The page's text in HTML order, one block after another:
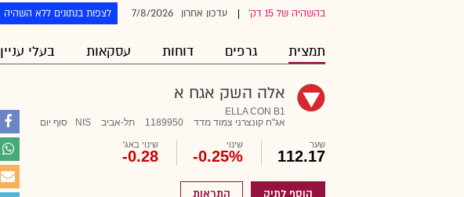
בהשהיה של 15 דק' עדכון אחרון 7/8/2026 לצפות בנתונים ללא השהיה
תמצית גרפים דוחות עסקאות בעלי עניין
אלה השק אגח א
ELLA CON B1
אג"ח קונצרני צמוד מדד
1189950 תל-אביב NIS סוף יום
שער
112.17
שינוי
-0.25%
שינוי באג'
-0.28
הוסף לתיק התראות